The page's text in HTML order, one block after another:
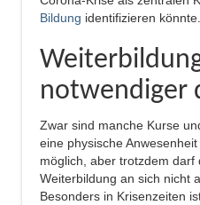
Bildung identifizieren könnte.
notwendiger
Zwar sind manche Kurse
eine physische
möglich, aber trotzdem darf
Weiterbildung an sich nicht
Besonders in Krisenzeiten